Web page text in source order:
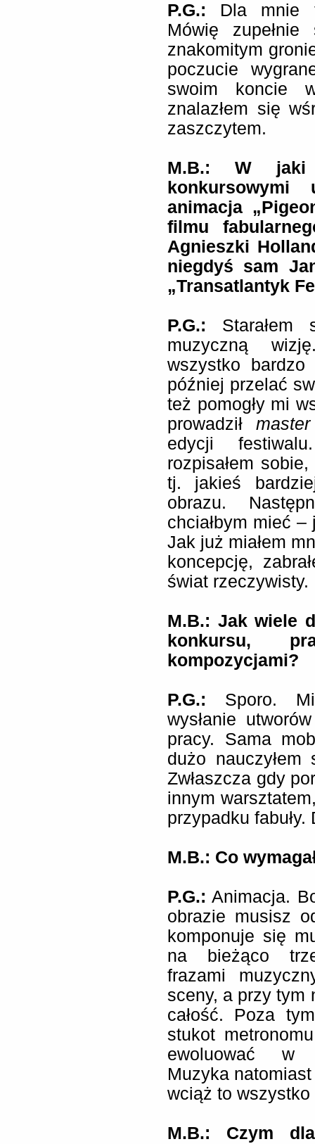
P.G.: Dla mnie
Mówię
znakomitym
poczucie
swoim koncie
znalazłem się
zaszczytem.
M.B.: W jaki
animacja
filmu
Agnieszki
niegdyś sam
„Transatlantyk
P.G.: Starałem
muzyczną
wszystko bardzo
później przelać
też pomogły mi
prowadził
edycji
rozpisałem
tj. jakieś
obrazu.
chciałbym mieć
Jak już miałem
koncepcję,
świat rzeczywisty.
M.B.: Jak wiele
konkursu,
kompozycjami?
P.G.: Sporo.
wysłanie
pracy. Sama
dużo
Zwłaszcza gdy
innym
przypadku
M.B.: Co
P.G.: Animacja.
obrazie musisz
komponuje się
na bieżąco
frazami
sceny, a przy tym
całość. Poza
stukot
ewoluować w
Muzyka
wciąż to
M.B.: Czym